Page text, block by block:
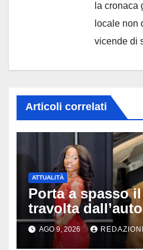
la cronaca
locale non
vicende di
Articoli correlati
ATTUALITÀ
Porta a spasso
travolta
due bambini di 4
miss Kiara
AGO 9, 2026